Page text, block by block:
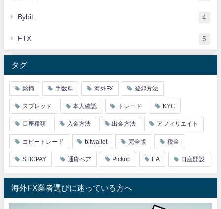
Bybit 4
FTX 5
タグ
銘柄 手数料 海外FX 登録方法
スプレッド 本人確認 トレード KYC
口座種類 入金方法 出金方法 アフィリエイト
コピートレード bitwallet 完全版 税金
STICPAY 通貨ペア Pickup EA 口座開設
海外FX業者選びに迷っている方へ